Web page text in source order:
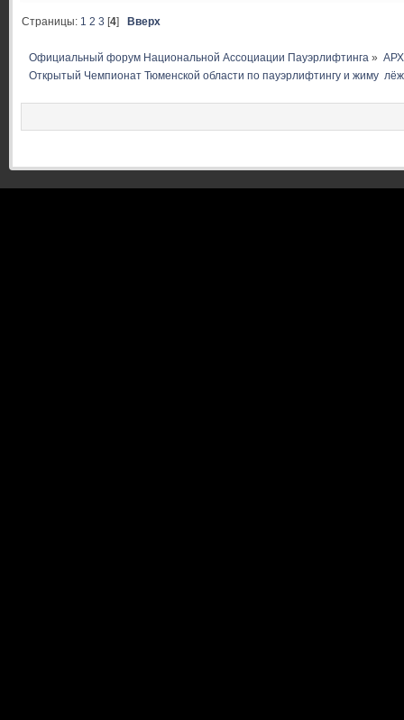
Страницы: 1 2 3 [4] Вверх
Официальный форум Национальной Ассоциации Пауэрлифтинга »
Открытый Чемпионат Тюменской области по пауэрлифтингу и жиму